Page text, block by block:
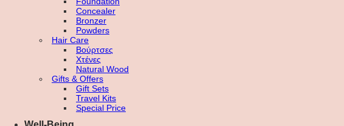
Concealer
Bronzer
Powders
Hair Care
Βούρτσες
Χτένες
Natural Wood
Gifts & Offers
Gift Sets
Travel Kits
Special Price